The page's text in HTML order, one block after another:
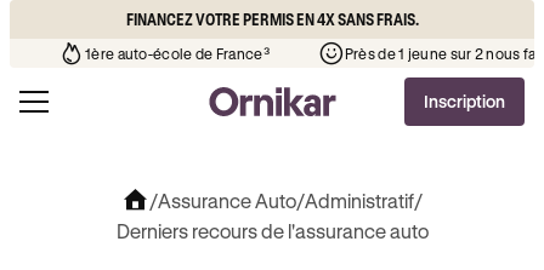
FINANCEZ VOTRE PERMIS EN 4X SANS FRAIS.
quartier¹ 1ère auto-école de France³ Près de 1
Inscription
/Assurance Auto/Administratif/
Derniers recours de l'assurance auto